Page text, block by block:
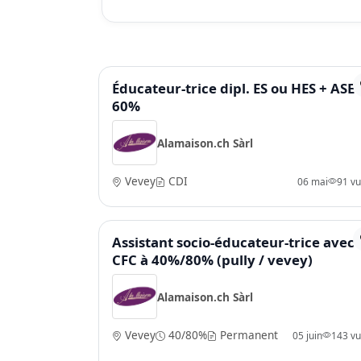
Éducateur-trice dipl. ES ou HES + ASE
60%
Alamaison.ch Sàrl
Vevey CDI 06 mai 91
Assistant socio-éducateur-trice avec
CFC à 40%/80% (pully / vevey)
Alamaison.ch Sàrl
Vevey 40/80% Permanent 05 juin 143